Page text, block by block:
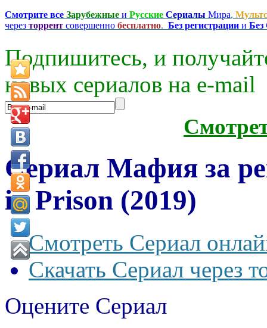
Смотрите все Зарубежные и Русские Сериалы Мира,
через торрент совершенно бесплатно. Без регистрации и
Подпишитесь, и
новых сериалов на e-mаil
Сериал Мафия за
in Prison (2019)
Смотреть Сериал
Скачать Сериал через
Оцените Сериал